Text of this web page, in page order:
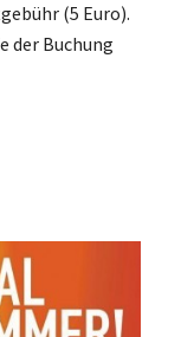
(5 Euro).
der Buchung